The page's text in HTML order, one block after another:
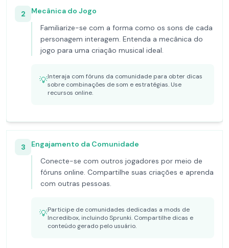
2
Mecânica do Jogo
Familiarize-se com a forma como os sons de cada
personagem interagem. Entenda a mecânica do
jogo para uma criação musical ideal.
💡Interaja com fóruns da comunidade para obter dicas
sobre combinações de som e estratégias. Use
recursos online.
3
Engajamento da Comunidade
Conecte-se com outros jogadores por meio de
fóruns online. Compartilhe suas criações e aprenda
com outras pessoas.
💡Participe de comunidades dedicadas a mods de
Incredibox, incluindo Sprunki. Compartilhe dicas e
conteúdo gerado pelo usuário.